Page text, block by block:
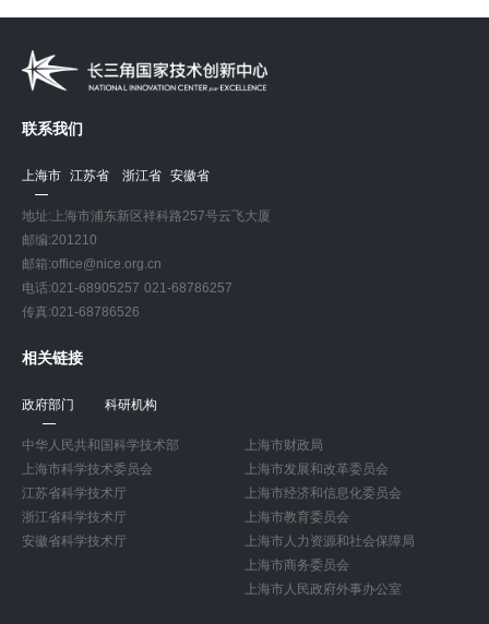
联系我们
上海市 江苏省 浙江省 安徽省
地址:上海市浦东新区祥科路257号云飞大厦
邮编:201210
邮箱:office@nice.org.cn
电话:021-68905257 021-68786257
传真:021-68786526
相关链接
政府部门 科研机构
中华人民共和国科学技术部
上海市科学技术委员会
江苏省科学技术厅
浙江省科学技术厅
安徽省科学技术厅
上海市财政局
上海市发展和改革委员会
上海市经济和信息化委员会
上海市教育委员会
上海市人力资源和社会保障局
上海市商务委员会
上海市人民政府外事办公室